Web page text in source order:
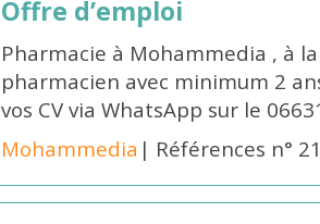
Offre d’emploi
Pharmacie à Mohammedia , à
pharmacien avec minimum 2
vos CV via WhatsApp sur le
Mohammedia | Références n°